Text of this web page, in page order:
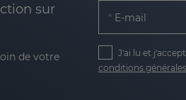
sur
de votre
E-mail
J'ai lu et
conditions générales